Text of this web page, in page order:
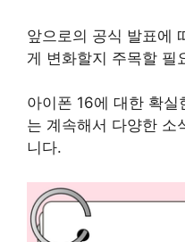
앞으로의 공식 발표에
게 변화할지 주목할 필
아이폰 16에 대한 확실
는 계속해서 다양한 소
니다.